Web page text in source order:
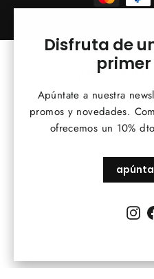
Disfruta de
Apúntate a nuestra
promos y novedades.
ofrecemos un 10%
Contacta con nosotros
tus dudas
💬 Contacta